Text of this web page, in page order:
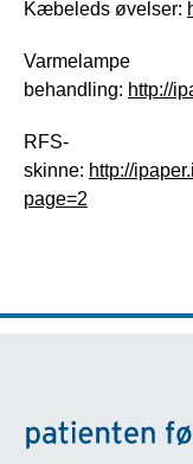
Kæbeleds øvelser:
Varmelampe
behandling: http://
RFS-
skinne: http://
page=2